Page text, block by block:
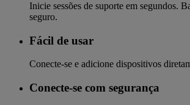
Inicie sessões de suporte em segundos.
seguro.
Fácil de usar
Conecte-se e adicione dispositivos
Conecte-se com segurança